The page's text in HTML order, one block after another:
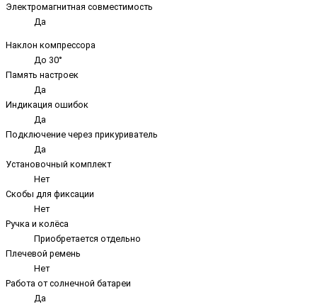
Электромагнитная совместимость
Да
Наклон компрессора
До 30°
Память настроек
Да
Индикация ошибок
Да
Подключение через прикуриватель
Да
Установочный комплект
Нет
Скобы для фиксации
Нет
Ручка и колёса
Приобретается отдельно
Плечевой ремень
Нет
Работа от солнечной батареи
Да